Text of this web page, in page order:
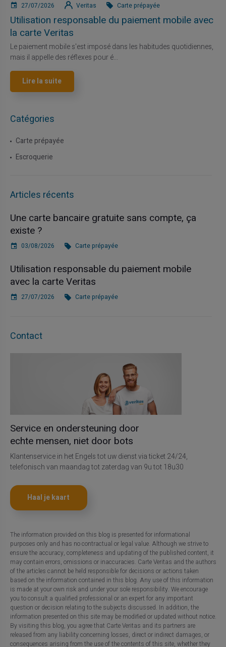
27/07/2026 Veritas Carte prépayée
Utilisation responsable du paiement mobile avec
la carte Veritas
Le paiement mobile s'est imposé dans les habitudes quotidiennes,
mais il appelle des réflexes pour é...
Lire la suite
Catégories
Carte prépayée
Escroquerie
Articles récents
Une carte bancaire gratuite sans compte, ça
existe ?
03/08/2026 Carte prépayée
Utilisation responsable du paiement mobile
avec la carte Veritas
27/07/2026 Carte prépayée
Contact
Service en ondersteuning door
echte mensen, niet door bots
Klantenservice in het Engels tot uw dienst via ticket 24/24,
telefonisch van maandag tot zaterdag van 9u tot 18u30
Haal je kaart
The information provided on this blog is presented for informational
purposes only and has no contractual or legal value. Although we strive to
ensure the accuracy, completeness and updating of the published content, it
may contain errors, omissions or inaccuracies. Carte Veritas and the authors
of the articles cannot be held responsible for decisions or actions taken
based on the information contained in this blog. Any use of this information
is made at your own risk and under your sole responsibility. We encourage
you to consult a qualified professional or an expert for any important
question or decision relating to the subjects discussed. In addition, the
information presented on this site may be modified or updated without notice.
By visiting this blog, you agree that Carte Veritas and its partners are
released from any liability concerning losses, direct or indirect damages, or
consequences arising from the use of the contents of this site, whether they